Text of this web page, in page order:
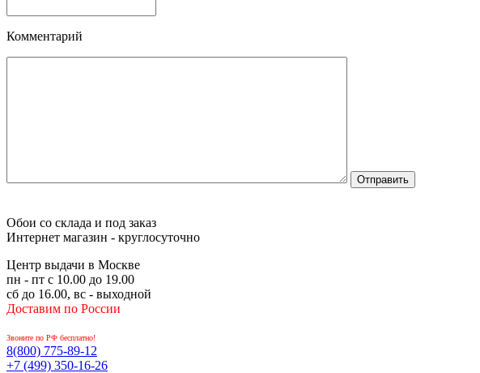
Комментарий
Обои со склада и под заказ
Интернет магазин - круглосуточно
Центр выдачи в Москве
пн - пт с 10.00 до 19.00
сб до 16.00, вс - выходной
Доставим по России
Звоните по РФ бесплатно!
8(800) 775-89-12
+7 (499) 350-16-26